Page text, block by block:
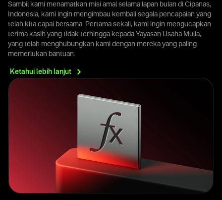
Sambil kami menamatkan misi amal selama lapan bulan di Cipanas,
Indonesia, kami ingin mengimbau kembali segala pencapaian yang
telah kita capai bersama. Pertama sekali, kami ingin mengucapkan
terima kasih yang tidak terhingga kepada Yayasan Usaha Mulia,
yang telah menghubungkan kami dengan mereka yang paling
memerlukan bantuan.
Ketahui lebih lanjut